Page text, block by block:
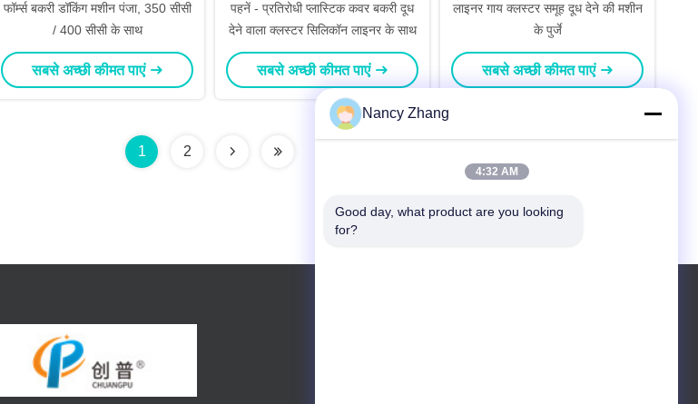
फॉर्म्स बकरी डॉकिंग मशीन पंजा, 350 सीसी
/ 400 सीसी के साथ
सबसे अच्छी कीमत पाएं
पहनें - प्रतिरोधी प्लास्टिक कवर बकरी दूध
देने वाला क्लस्टर सिलिकॉन लाइनर के साथ
सबसे अच्छी कीमत पाएं
लाइनर गाय क्लस्टर समूह दूध देने की मशीन
के पुर्जे
सबसे अच्छी कीमत पाएं
1 2
Nancy Zhang
4:32 AM
Good day, what product are you looking
for?